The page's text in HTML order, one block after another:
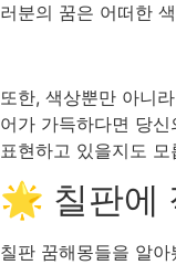
러분의 꿈은 어떠한
또한, 색상뿐만 아니
어가 가득하다면 당
표현하고 있을지도
🌟 칠판에
칠판 꿈해몽들을 알